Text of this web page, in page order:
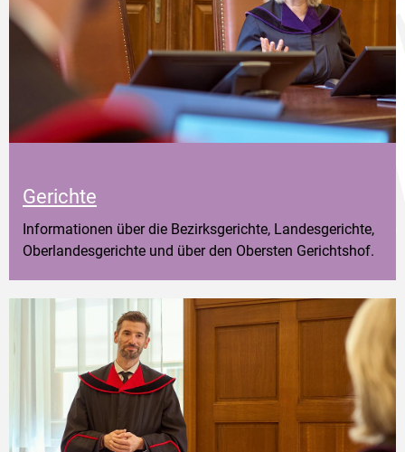
Gerichte
Informationen über die Bezirksgerichte, Landesgerichte,
Oberlandesgerichte und über den Obersten Gerichtshof.